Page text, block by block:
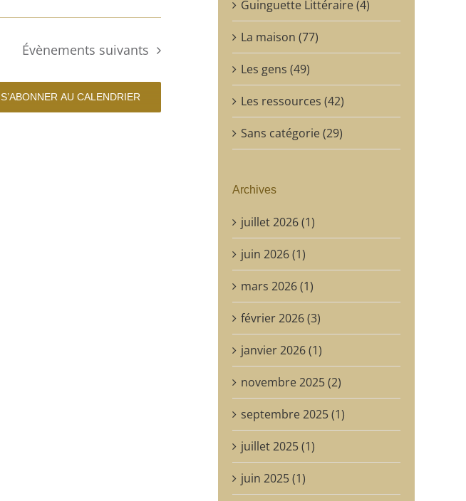
Évènements suivants
S’ABONNER AU CALENDRIER
Guinguette Littéraire (4)
La maison (77)
Les gens (49)
Les ressources (42)
Sans catégorie (29)
Archives
juillet 2026 (1)
juin 2026 (1)
mars 2026 (1)
février 2026 (3)
janvier 2026 (1)
novembre 2025 (2)
septembre 2025 (1)
juillet 2025 (1)
juin 2025 (1)